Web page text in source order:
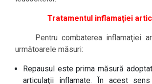
Tratamentul inflamaţiei
Pentru combaterea inflamaţiei
următoarele măsuri:
Repausul este prima măsură
articulaţii inflamate. În acest